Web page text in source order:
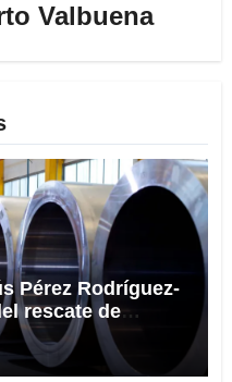
Valbuena
Pérez Rodríguez-
rescate de